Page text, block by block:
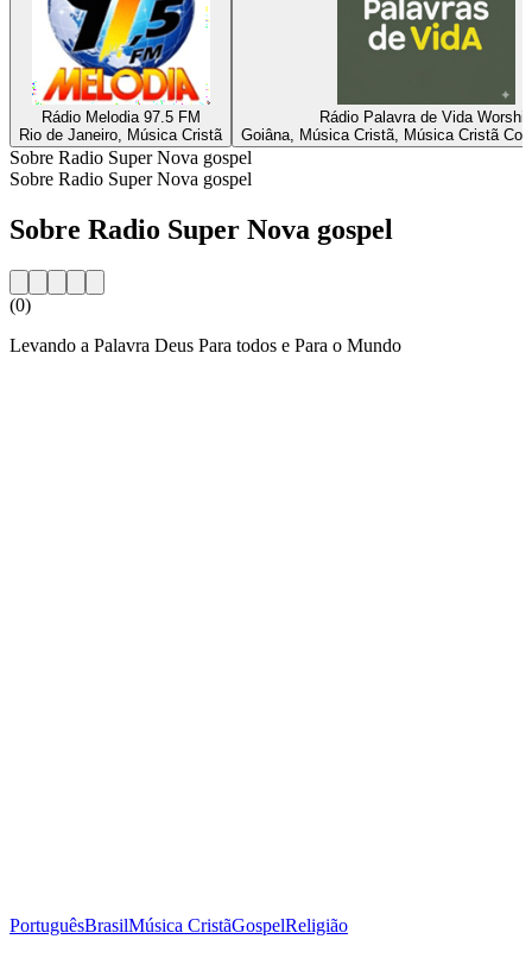
Rádio Melodia 97.5 FM
Rio de Janeiro, Música Cristã
Rádio Palavra de Vida Worship
Goiâna, Música Cristã, Música Cristã
Sobre Radio Super Nova gospel
Sobre Radio Super Nova gospel
Sobre Radio Super Nova gospel
(0)
Levando a Palavra Deus Para todos e Para o Mundo
PortuguêsBrasilMúsica CristãGospelReligião